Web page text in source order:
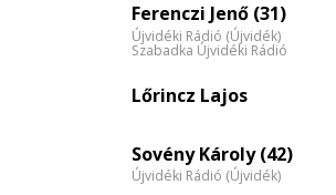
Ferenczi Jenő (31)
Újvidéki Rádió (Újvidék)
Szabadka Újvidéki Rádió
Lőrincz Lajos
Sovény Károly (42)
Újvidéki Rádió (Újvidék)